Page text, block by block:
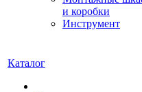
и коробки
Инструмент
Каталог